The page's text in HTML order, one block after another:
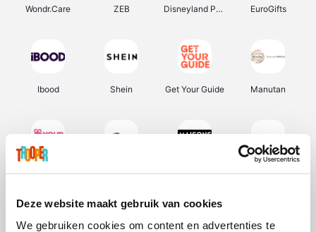
Deze website maakt gebruik van cookies
We gebruiken cookies om content en advertenties te
Wondr.Care ZEB Disneyland Paris EuroGifts
Ibood Shein Get Your Guide Manutan